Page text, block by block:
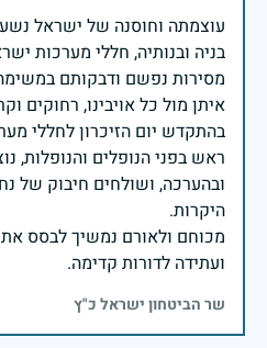
עוצמתה וחוסנה של ישראל
בניה ובנותיה, חללי מערכות
מסירות נפשם ודבקותם
בהתקדש יום הזיכרון לחללי
ראש בפני הנופלים והנופלות,
ובהערכה, ושולחים חיבוק של
מכוחם ולאורם נמשיך לבסס
ועתידה לדורות קדימה.
שר הביטחון ישראל כ"ץ